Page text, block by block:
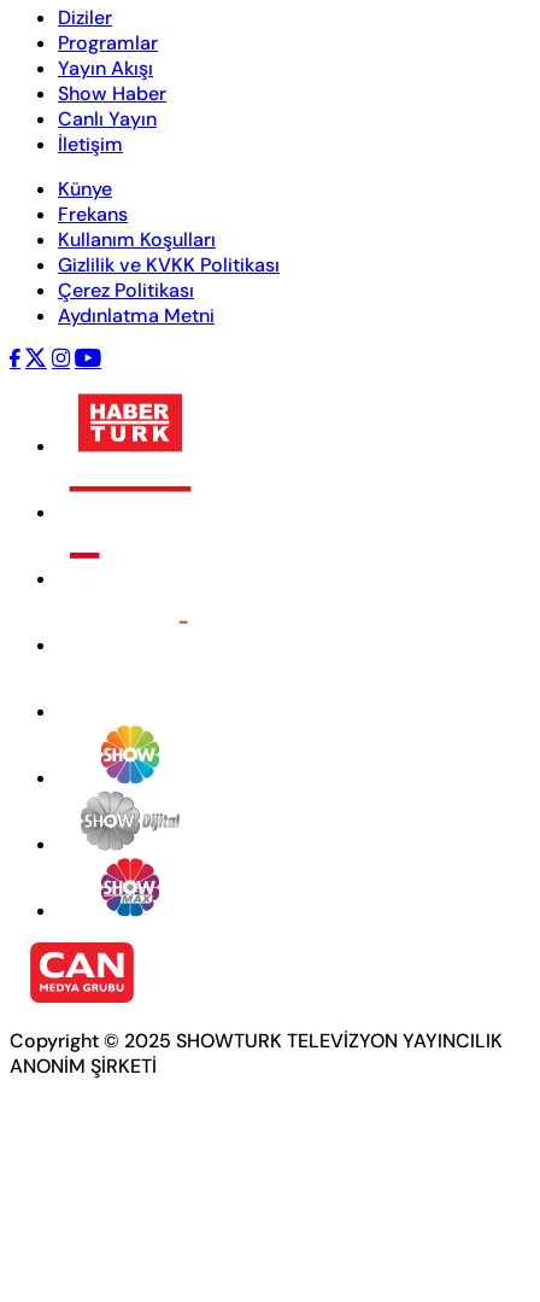
Diziler
Programlar
Yayın Akışı
Show Haber
Canlı Yayın
İletişim
Künye
Frekans
Kullanım Koşulları
Gizlilik ve KVKK Politikası
Çerez Politikası
Aydınlatma Metni
Copyright © 2025 SHOWTURK TELEVİZYON YAYINCILIK
ANONİM ŞİRKETİ